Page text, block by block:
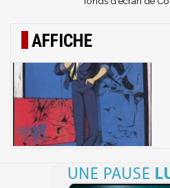
AFFICHE